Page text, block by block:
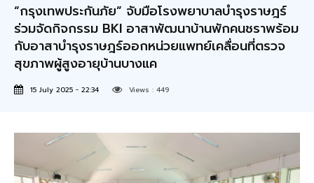
“กรุงเทพประกันภัย” จับมือโรงพยาบาลบำรุงราษฎร์
ร่วมจัดกิจกรรม BKI อาสาพัฒนาบ้านพักคนชราพร้อม
กับอาสาบำรุงราษฎร์ออกหน่วยแพทย์เคลื่อนที่ตรวจ
สุขภาพผู้สูงอายุบ้านบางแค
15 July 2025 - 22:34 Views : 449